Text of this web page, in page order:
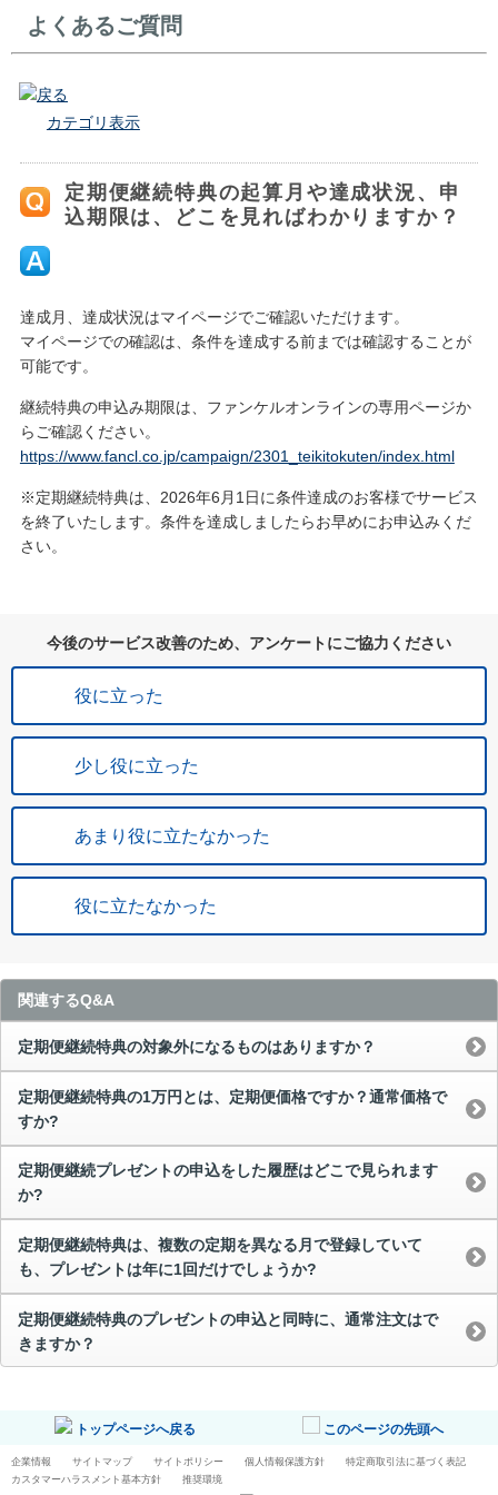
よくあるご質問
戻る
カテゴリ表示
定期便継続特典の起算月や達成状況、申
込期限は、どこを見ればわかりますか？
達成月、達成状況はマイページでご確認いただけます。
マイページでの確認は、条件を達成する前までは確認することが
可能です。
継続特典の申込み期限は、ファンケルオンラインの専用ページか
らご確認ください。
https://www.fancl.co.jp/campaign/2301_teikitokuten/index.html
※定期継続特典は、2026年6月1日に条件達成のお客様でサービス
を終了いたします。条件を達成しましたらお早めにお申込みくだ
さい。
今後のサービス改善のため、アンケートにご協力ください
役に立った
少し役に立った
あまり役に立たなかった
役に立たなかった
関連するQ&A
定期便継続特典の対象外になるものはありますか？
定期便継続特典の1万円とは、定期便価格ですか？通常価格で
すか?
定期便継続プレゼントの申込をした履歴はどこで見られます
か?
定期便継続特典は、複数の定期を異なる月で登録していて
も、プレゼントは年に1回だけでしょうか?
定期便継続特典のプレゼントの申込と同時に、通常注文はで
きますか？
トップページへ戻る このページの先頭へ
企業情報 サイトマップ サイトポリシー 個人情報保護方針
特定商取引法に基づく表記
カスタマーハラスメント基本方針
推奨環境